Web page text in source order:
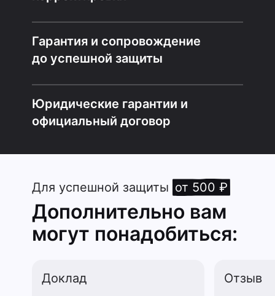
Гарантия и сопровождение
до успешной защиты
Юридические гарантии и
официальный договор
Для успешной защиты от 500 ₽
Дополнительно вам
могут понадобиться:
Доклад Отзыв